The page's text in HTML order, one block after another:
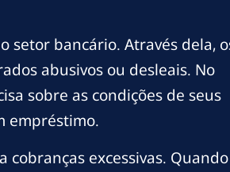
setor bancário. Através dela,
abusivos ou desleais. No
sobre as condições de seus
empréstimo.
excessivas.